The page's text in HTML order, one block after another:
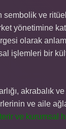
ve
yönetimine
olarak
işlemleri bir
akrabalık
ve aile
ve kurumsal